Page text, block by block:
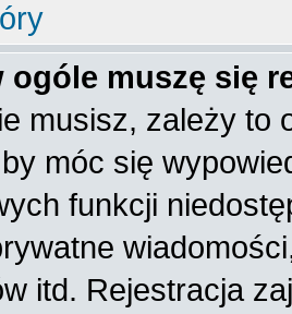
ogóle muszę się
musisz, zależy to
móc się
funkcji
itd. Rejestracja